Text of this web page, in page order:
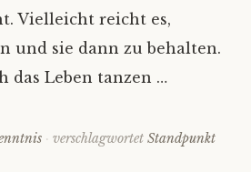
Vielleicht reicht es,
und sie dann zu behalten.
das Leben tanzen …
verschlagwortet Standpunkt